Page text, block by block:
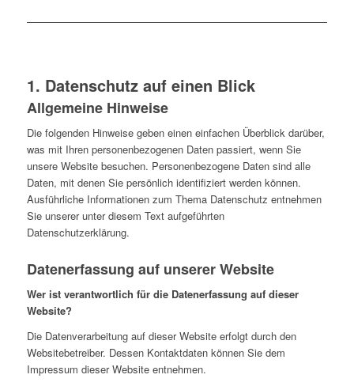
1. Datenschutz auf einen Blick
Allgemeine Hinweise
Die folgenden Hinweise geben einen einfachen Überblick darüber,
was mit Ihren personenbezogenen Daten passiert, wenn Sie
unsere Website besuchen. Personenbezogene Daten sind alle
Daten, mit denen Sie persönlich identifiziert werden können.
Ausführliche Informationen zum Thema Datenschutz entnehmen
Sie unserer unter diesem Text aufgeführten
Datenschutzerklärung.
Datenerfassung auf unserer Website
Wer ist verantwortlich für die Datenerfassung auf dieser
Website?
Die Datenverarbeitung auf dieser Website erfolgt durch den
Websitebetreiber. Dessen Kontaktdaten können Sie dem
Impressum dieser Website entnehmen.